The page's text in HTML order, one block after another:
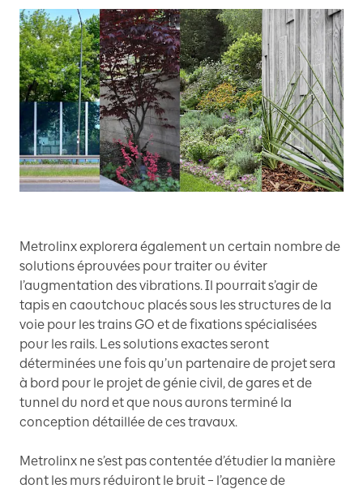
Metrolinx explorera également un certain nombre de
solutions éprouvées pour traiter ou éviter
l’augmentation des vibrations. Il pourrait s’agir de
tapis en caoutchouc placés sous les structures de la
voie pour les trains GO et de fixations spécialisées
pour les rails. Les solutions exactes seront
déterminées une fois qu’un partenaire de projet sera
à bord pour le projet de génie civil, de gares et de
tunnel du nord et que nous aurons terminé la
conception détaillée de ces travaux.
Metrolinx ne s’est pas contentée d’étudier la manière
dont les murs réduiront le bruit – l’agence de